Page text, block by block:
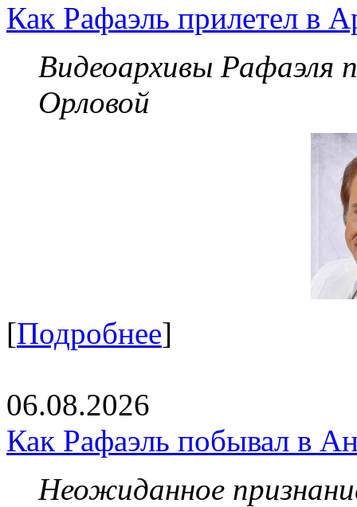
Как Рафаэль прилетел в
Видеоархивы Рафаэля
Орловой
[Подробнее]
06.08.2026
Как Рафаэль побывал в
Неожиданное